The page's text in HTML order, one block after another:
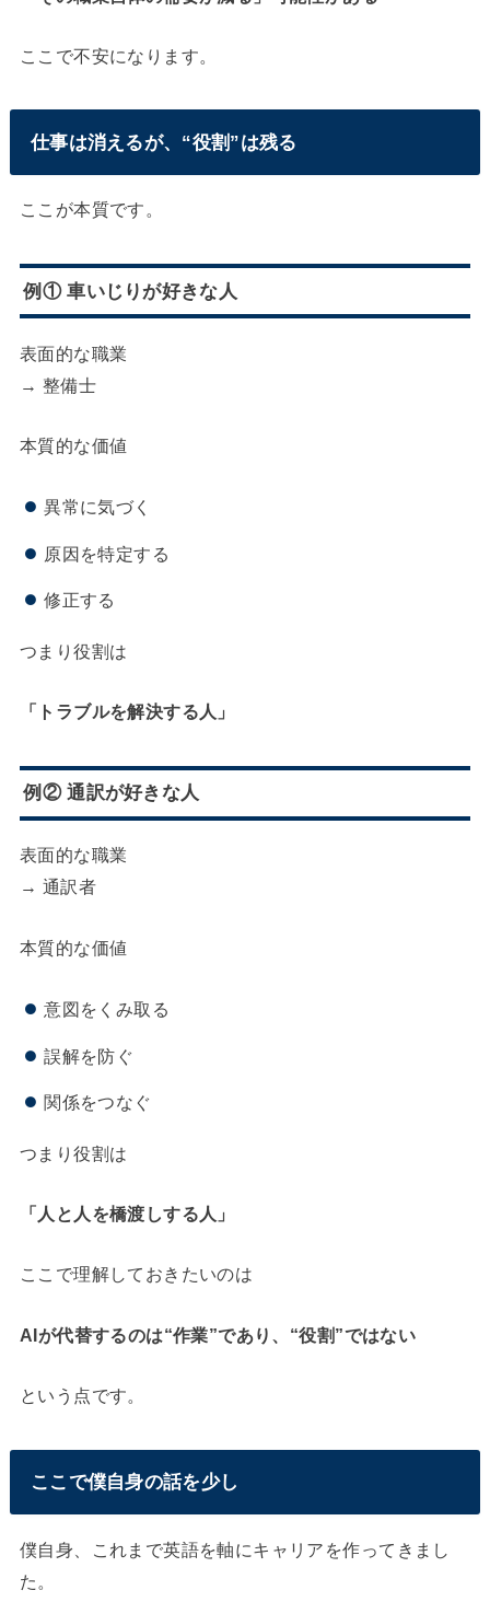
ここで不安になります。
仕事は消えるが、“役割”は残る
ここが本質です。
例① 車いじりが好きな人
表面的な職業
→ 整備士
本質的な価値
異常に気づく
原因を特定する
修正する
つまり役割は
「トラブルを解決する人」
例② 通訳が好きな人
表面的な職業
→ 通訳者
本質的な価値
意図をくみ取る
誤解を防ぐ
関係をつなぐ
つまり役割は
「人と人を橋渡しする人」
ここで理解しておきたいのは
AIが代替するのは“作業”であり、“役割”ではない
という点です。
ここで僕自身の話を少し
僕自身、これまで英語を軸にキャリアを作ってきまし
た。